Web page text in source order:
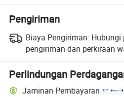
Pengiriman
Biaya Pengiriman: Hubungi
pengiriman dan perkiraan
Perlindungan
Jaminan Pembayaran